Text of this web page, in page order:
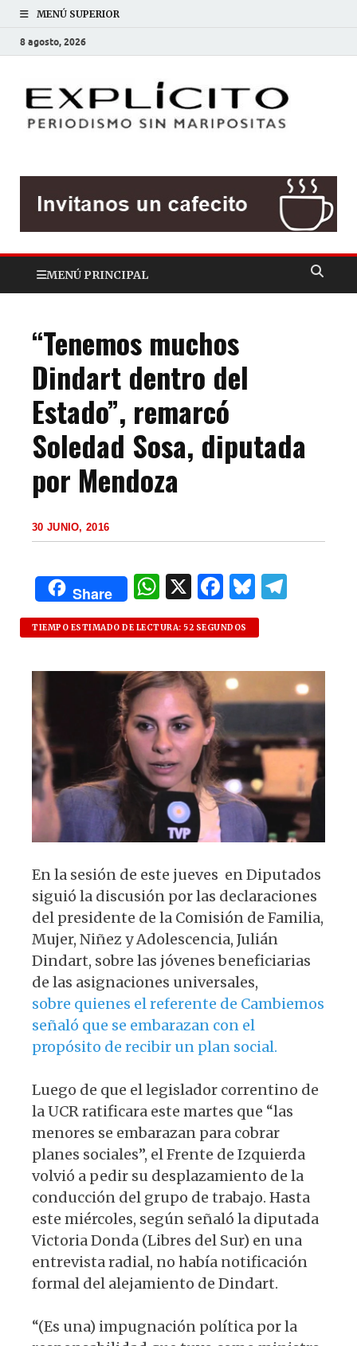
MENÚ SUPERIOR
8 agosto, 2026
MENÚ PRINCIPAL
“Tenemos muchos
Dindart dentro del
Estado”, remarcó
Soledad Sosa, diputada
por Mendoza
30 JUNIO, 2016
Share
W
h
at
s
A
p
p
X F
a
c
e
b
o
o
k
B
lu
es
k g
ra
m
TIEMPO ESTIMADO DE LECTURA: 52 SEGUNDOS
En la sesión de este jueves en Diputados
siguió la discusión por las declaraciones
del presidente de la Comisión de Familia,
Mujer, Niñez y Adolescencia, Julián
Dindart, sobre las jóvenes beneficiarias
de las asignaciones universales,
sobre quienes el referente de Cambiemos
señaló que se embarazan con el
propósito de recibir un plan social.
Luego de que el legislador correntino de
la UCR ratificara este martes que “las
menores se embarazan para cobrar
planes sociales”, el Frente de Izquierda
volvió a pedir su desplazamiento de la
conducción del grupo de trabajo. Hasta
este miércoles, según señaló la diputada
Victoria Donda (Libres del Sur) en una
entrevista radial, no había notificación
formal del alejamiento de Dindart.
“(Es una) impugnación política por la